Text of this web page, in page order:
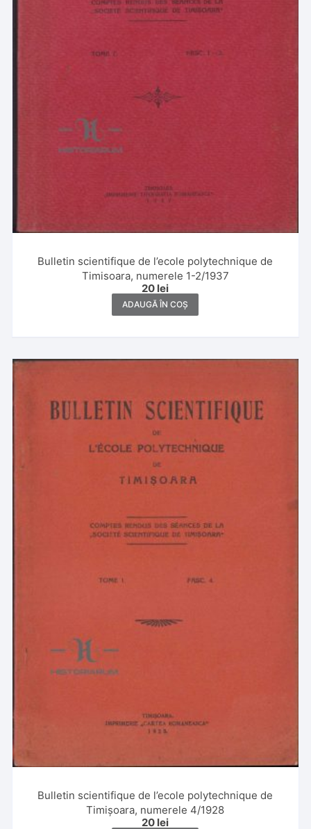
Bulletin scientifique de l’ecole polytechnique de
Timisoara, numerele 1-2/1937
20 lei
ADAUGĂ ÎN COȘ
Bulletin scientifique de l’ecole polytechnique de
Timișoara, numerele 4/1928
20 lei